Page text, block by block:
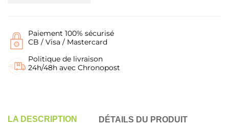
Paiement 100% sécurisé
CB / Visa / Mastercard
Politique de livraison
24h/48h avec Chronopost
LA DESCRIPTION DÉTAILS DU PRODUIT